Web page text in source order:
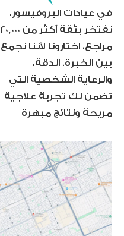
في عيادات البروفيسور،
نفتخر بثقة أكثر من 20,000
مراجع، اختارونا لأننا نجمع
بين الخبرة، الدقة،
والرعاية الشخصية التي
تضمن لك تجربة علاجية
مريحة ونتائج مبهرة